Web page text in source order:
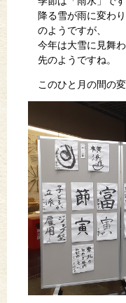
降る雪が雨に変わ
のようですが、
今年は大雪に見舞
先のようですね。
このひと月の間の